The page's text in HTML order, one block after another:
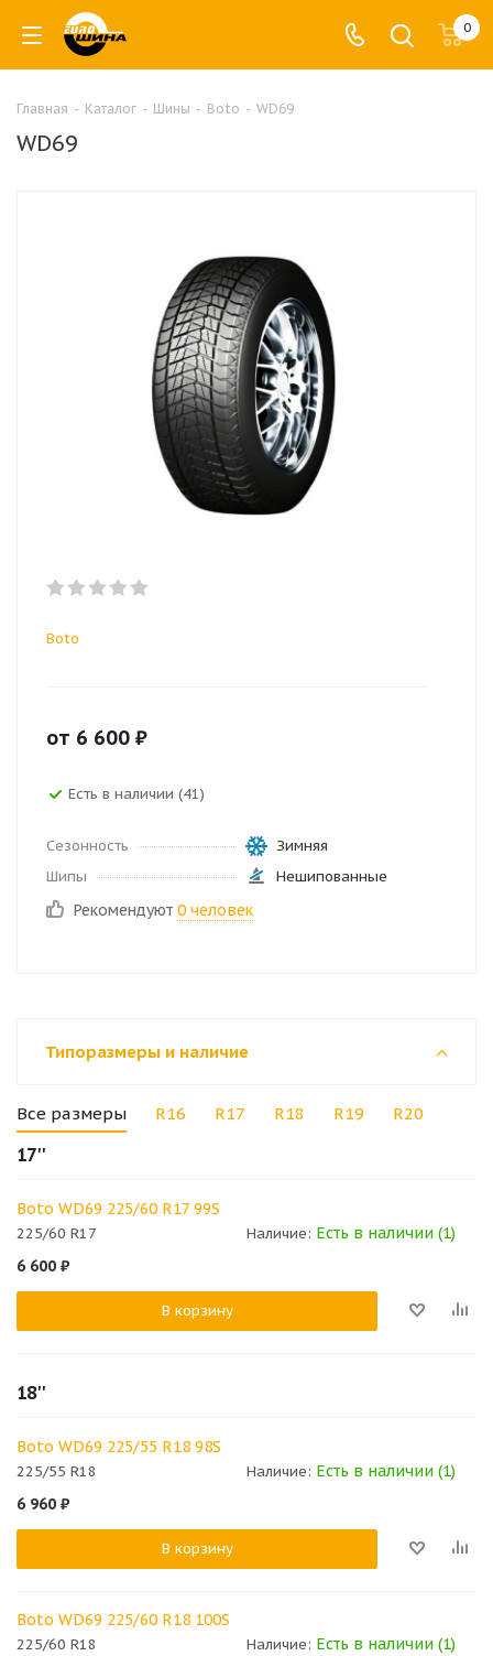
0
Главная - Каталог - Шины - Boto - WD69
WD69
Boto
от 6 600 ₽
Есть в наличии (41)
Сезонность
Зимняя
Шипы
Нешипованные
Рекомендуют 0 человек
Типоразмеры и наличие
Все размеры R16 R17 R18 R19 R20
17''
Boto WD69 225/60 R17 99S
225/60 R17 Наличие: Есть в наличии (1)
6 600 ₽
В корзину
18''
Boto WD69 225/55 R18 98S
225/55 R18 Наличие: Есть в наличии (1)
6 960 ₽
В корзину
Boto WD69 225/60 R18 100S
225/60 R18 Наличие: Есть в наличии (1)